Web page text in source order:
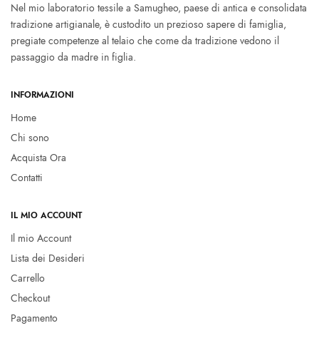
Nel mio laboratorio tessile a Samugheo, paese di antica e consolidata
tradizione artigianale, è custodito un prezioso sapere di famiglia,
pregiate competenze al telaio che come da tradizione vedono il
passaggio da madre in figlia.
INFORMAZIONI
Home
Chi sono
Acquista Ora
Contatti
IL MIO ACCOUNT
Il mio Account
Lista dei Desideri
Carrello
Checkout
Pagamento